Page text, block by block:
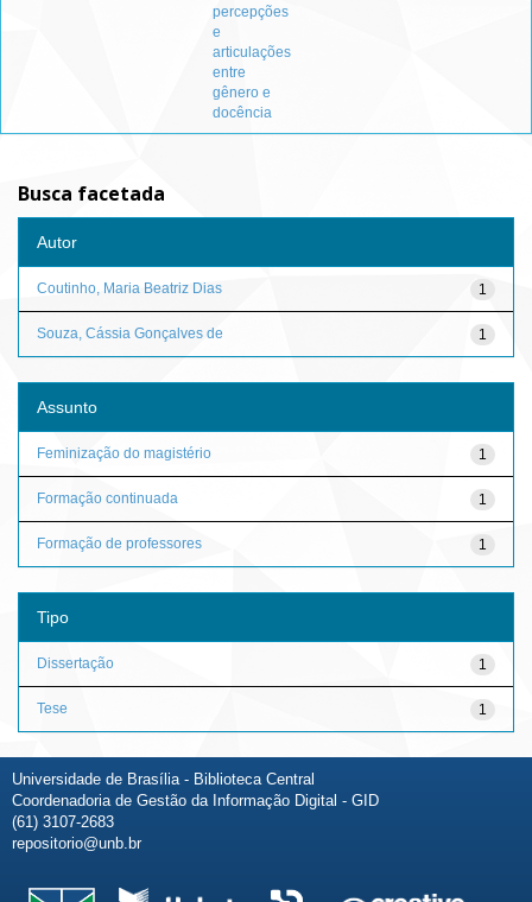
percepções
e
articulações
entre
gênero e
docência
Busca facetada
Autor
1
Coutinho, Maria Beatriz Dias
1
Souza, Cássia Gonçalves de
Assunto
1
Feminização do magistério
1
Formação continuada
1
Formação de professores
Tipo
1
Dissertação
1
Tese
Universidade de Brasília - Biblioteca Central
Coordenadoria de Gestão da Informação Digital - GID
(61) 3107-2683
repositorio@unb.br